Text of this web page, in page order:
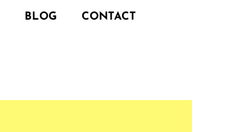
BLOG CONTACT